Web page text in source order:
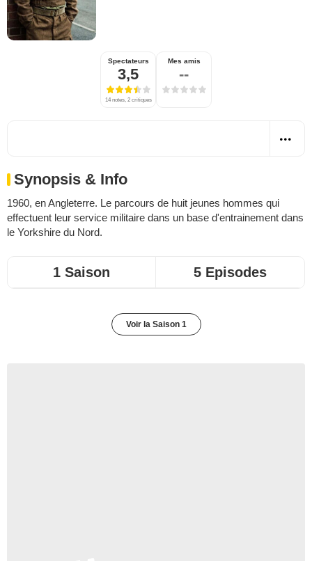
Spectateurs
3,5
14 notes, 2 critiques
Mes amis
--
Synopsis & Info
1960, en Angleterre. Le parcours de huit jeunes hommes qui
effectuent leur service militaire dans un base d'entrainement dans
le Yorkshire du Nord.
1 Saison 5 Episodes
Voir la Saison 1